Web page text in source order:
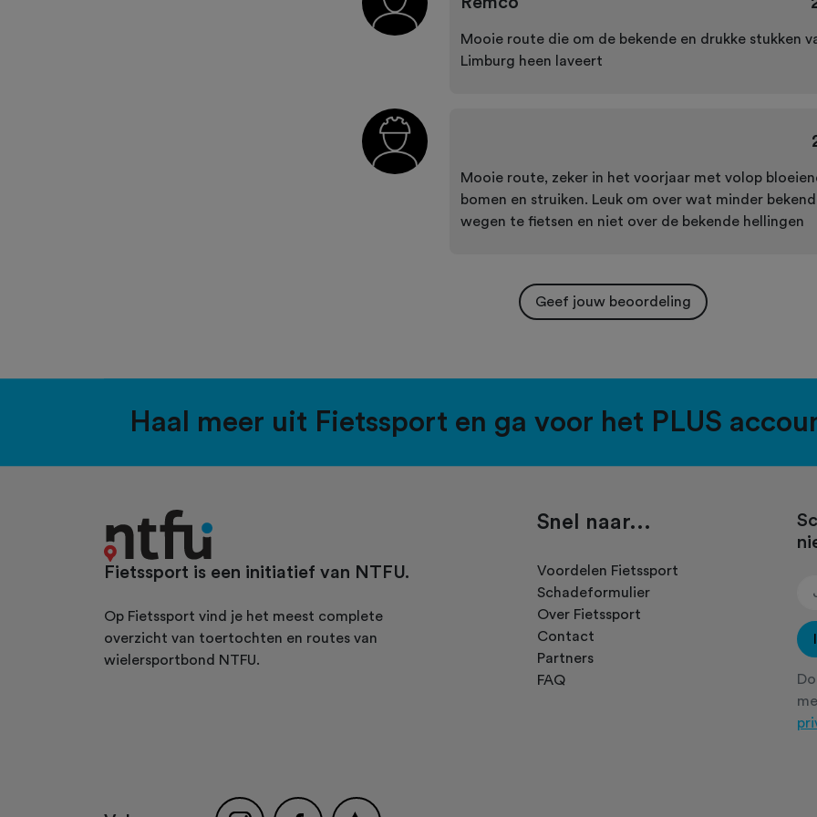
Mooie route die om de bekende en drukke stukken
Limburg heen laveert
Mooie route, zeker in het voorjaar met volop
bomen en struiken. Leuk om over wat minder
wegen te fietsen en niet over de bekende hellingen
Geef jouw beoordeling
Haal meer uit Fietssport en ga voor het PLUS
Fietssport is een initiatief van NTFU.
Op Fietssport vind je het meest complete
overzicht van toertochten en routes van
wielersportbond NTFU.
Snel naar...
Voordelen Fietssport
Schadeformulier
Over Fietssport
Contact
Partners
FAQ